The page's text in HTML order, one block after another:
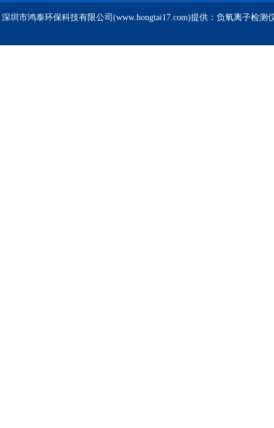
深圳市鸿泰环保科技有限公司(www.hongtai17.com)提供：负氧离子检